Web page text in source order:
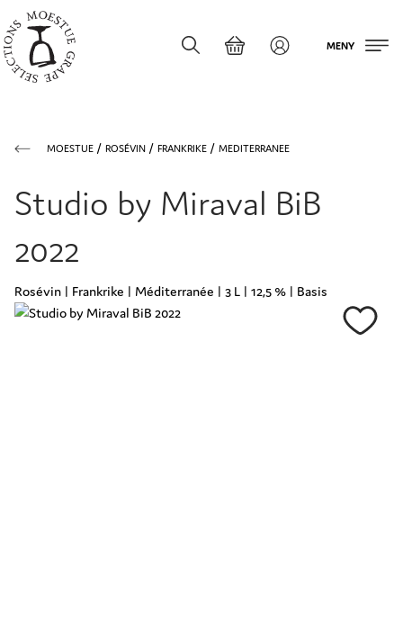
MENY
MOESTUE ROSÉVIN FRANKRIKE MEDITERRANEE
Studio by Miraval BiB
2022
Rosévin | Frankrike | Méditerranée | 3 L | 12,5 % | Basis